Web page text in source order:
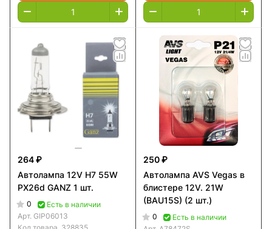
264 ₽
Автолампа 12V H7 55W
PX26d GANZ 1 шт.
0
Есть в наличии
Арт. GIP06013
250 ₽
Автолампа AVS Vegas в
блистере 12V. 21W
(BAU15S) (2 шт.)
0
Есть в наличии